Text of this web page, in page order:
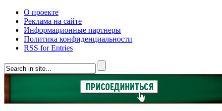
О проекте
Реклама на сайте
Информационные партнеры
Политика конфиденциальности
RSS for Entries